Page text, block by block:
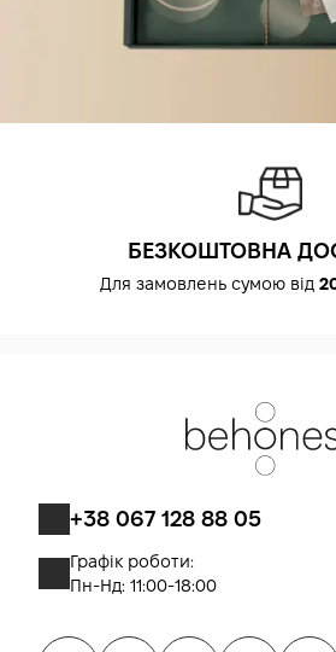
БЕЗКОШТОВНА
Для замовлень сумою від
+38 067 128 88 05
Графік роботи:
Пн-Нд: 11:00-18:00